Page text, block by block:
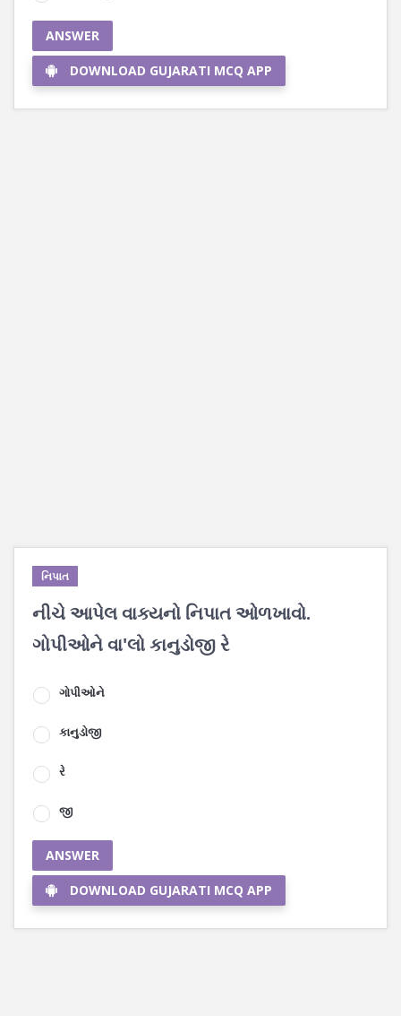
ANSWER
DOWNLOAD GUJARATI MCQ APP
નિપાત
નીચે આપેલ વાક્યનો નિપાત ઓળખાવો.
ગોપીઓને વા'લો કાનુડોજી રે
ગોપીઓને
કાનુડોજી
રે
જી
ANSWER
DOWNLOAD GUJARATI MCQ APP